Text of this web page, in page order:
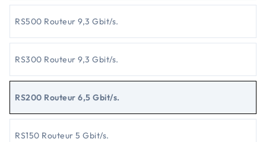
RS500 Routeur 9,3 Gbit/s.
RS300 Routeur 9,3 Gbit/s.
RS200 Routeur 6,5 Gbit/s.
RS150 Routeur 5 Gbit/s.